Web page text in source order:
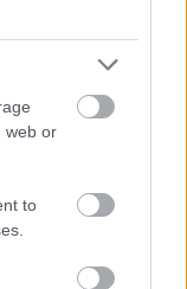
web or
to
bab
egy recept
egy
az...